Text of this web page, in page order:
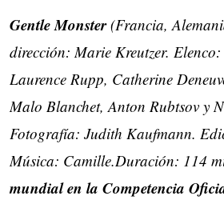
Gentle Monster(Francia,
dirección: Marie Kreutzer. Elenco:
Laurence Rupp, Catherine
Malo Blanchet, Anton Rubtsov y
Fotografía: Judith Kaufmann.
Música: Camille.Duración: 114
mundial en la Competencia